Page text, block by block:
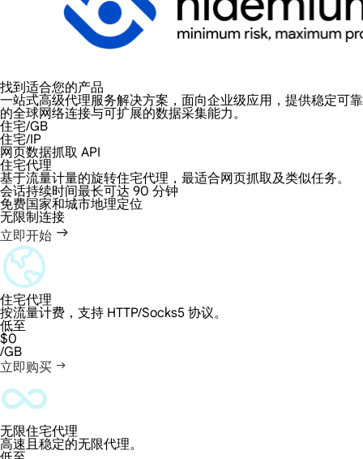
找到适合您的产品
一站式高级代理服务解决方案，面向企业级应用，提供稳定可靠
的全球网络连接与可扩展的数据采集能力。
住宅/GB
住宅/IP
网页数据抓取 API
住宅代理
基于流量计量的旋转住宅代理，最适合网页抓取及类似任务。
会话持续时间最长可达 90 分钟
免费国家和城市地理定位
无限制连接
立即开始
住宅代理
按流量计费，支持 HTTP/Socks5 协议。
低至
$0
/GB
立即购买
无限住宅代理
高速且稳定的无限代理。